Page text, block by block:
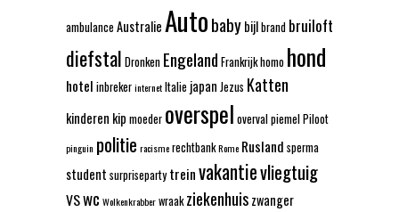
ambulance AustralieAutobabybijlbrand bruiloft
diefstal Dronken Engeland Frankrijkhomo hond
hotel inbrekerinternetItalie japan Jezus Katten
kinderen kip moeder overspel overvalpiemelPiloot
pinguin politie racismerechtbankRome Rusland sperma
student surpriseparty treinvakantievliegtuig
VSwc Wolkenkrabberwraak ziekenhuiszwanger